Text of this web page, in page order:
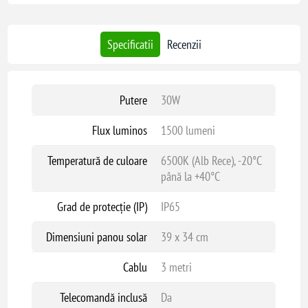
Specificatii Recenzii
Putere
30W
Flux luminos
1500 lumeni
Temperatură de culoare
6500K (Alb Rece), -20°C
până la +40°C
Grad de protecție (IP)
IP65
Dimensiuni panou solar
39 x 34 cm
Cablu
3 metri
Telecomandă inclusă
Da